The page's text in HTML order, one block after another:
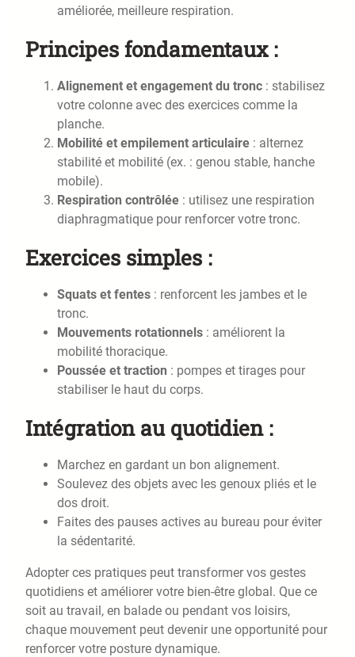
améliorée, meilleure respiration.
Principes fondamentaux :
Alignement et engagement du tronc : stabilisez
votre colonne avec des exercices comme la
planche.
Mobilité et empilement articulaire : alternez
stabilité et mobilité (ex. : genou stable, hanche
mobile).
Respiration contrôlée : utilisez une respiration
diaphragmatique pour renforcer votre tronc.
Exercices simples :
Squats et fentes : renforcent les jambes et le
tronc.
Mouvements rotationnels : améliorent la
mobilité thoracique.
Poussée et traction : pompes et tirages pour
stabiliser le haut du corps.
Intégration au quotidien :
Marchez en gardant un bon alignement.
Soulevez des objets avec les genoux pliés et le
dos droit.
Faites des pauses actives au bureau pour éviter
la sédentarité.
Adopter ces pratiques peut transformer vos gestes
quotidiens et améliorer votre bien-être global. Que ce
soit au travail, en balade ou pendant vos loisirs,
chaque mouvement peut devenir une opportunité pour
renforcer votre posture dynamique.